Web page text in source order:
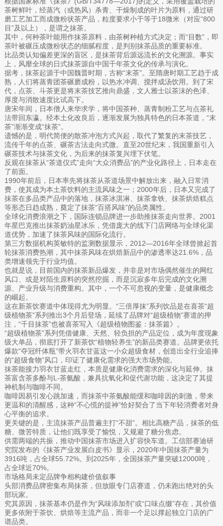
茶树鲜叶，经蒸汽（或热风）杀青、干燥制成的叶片为原料，通过研
磨工艺加工而成微粉状茶产品，粒度要求小于等于18微米（对应“800
目”及以上），是谓之抹茶。
其中，何种茶叶能用作抹茶原料，由茶树种植方式决定；而“目数”，即
茶叶被碾压成微粉状态的细腻程度，是判别抹茶品质的重要标准。
比品类认知偏差更深的盲区，是抹茶背后源远流长的文化溯源。事实
上，风靡全球的日式抹茶源自中国千年茶文化的传承与演化。
据考，抹茶起源于中国魏晋时期，古称“末茶”。至隋唐时期工艺趋于成
熟，人们将蒸青团茶碾磨成粉，以热水冲调、搅拌成汤饮用。到了宋
代，点茶、斗茶更是将末茶技艺推向鼎盛，文人雅士以茶沫的色泽、
厚度与消散速度比试高下。
唐宋年间，日本僧人来华求学，将中国茶种、蒸青制粉工艺与点茶礼
法带回东瀛。经本土化改良后，逐渐发展为独具特色的日本茶道，“末
茶”渐渐变成“抹茶”。
遗憾的是，明代简便的散茶冲泡方式兴起，取代了繁复的末茶技艺，
流传千年的点茶、碾茶古法走向式微。直至20世纪末，我国重新引入
碾茶技术与抹茶文化，为后来的抹茶复兴埋下伏笔。
反观在抹茶从“茶道仪式”走向“大众消费品”的产业化路径上，日本走在
了前面。
1990年前后，日本率先将抹茶从茶道场景中解放出来，融入日常消
费，使其成为本土茶饮料的主流风味之一；2000年后，日本又完成了
抹茶在多品类产品中的落地，抹茶冰淇淋、抹茶拿铁、抹茶烘焙糕点
等形态日趋成熟，奠定了抹茶“百搭风味”的品类属性。
全球化消费浪潮之下，国际连锁品牌进一步助推抹茶走向世界。2001
年星巴克推出抹茶奶油星冰乐，凭借庞大的线下门店网络与全球化渠
道优势，加速了抹茶风味的国际化流行。
第三方数据机构英敏特的监测数据显示，2012—2016年全球曾掀起首
轮抹茶消费热潮，其中抹茶风味在烘焙新品中的渗透率达21.6%，品
类增速领先于行业均值。
也就是说，目前国内的抹茶新品爆发，并非是对市场偶然催生的网红
风口、或是对陌生原料的突然挖掘，而是沉寂多年后完成的文化溯
源、产业升级与消费重构。其中，一个不可忽视的变量，是健康概念
的崛起。
这在新茶饮赛道中体现得尤为明显。“三倍厚抹”系列饮品是在喜茶“超
级植物茶”系列推出3个月后登场，延续了品牌对“超级植物”赛道的押
注，“千目抹茶”也被喜茶写入《超级植物图鉴：抹茶篇》。
“超级植物茶”系列凭借健康、天然、轻负担的产品定位，成为年度现象
级大单品，彻底打开了新茶饮“植物轻养生”的新品类赛道。品牌更依托
爆款“夺冠纤体瓶”带火羽衣甘蓝这一小众超级食材，创造出全行业追捧
的“超级食物”风口，印证了健康化需求的强大市场势能。
抹茶能接力羽衣甘蓝走红，本质是健康化消费需求的深化与延伸。抹
茶富含茶多酚与L-茶氨酸，兼具抗氧化和促代谢功能，这决定了其提
神机制与咖啡不同。
咖啡因易引发心跳加速，而抹茶中茶氨酸能缓和咖啡因的刺激，带来
更温和的清醒感，这种“不心慌的提神”恰好契合了当下年轻消费者对身
心平衡的追求。
更关键的是，主流抹茶产品普遍主打“不甜”。相比高糖产品，抹茶的低
糖、微苦特质，让他们既享受了愉悦，又规避了糖分焦虑。
供需两端的共振，推动中国抹茶市场进入扩容快车道。工信部赛迪研
究院发布的《抹茶产业发展白皮书》显示，2020年中国抹茶产量为
3916吨，占全球55.72%。到2025年，全国抹茶产量突破12000吨，
占全球近70%。
市场格局未定品牌争相构建价值叙事
头部消费品牌密集布局抹茶，但放眼专门店赛道，仍未跑出绝对的头
部玩家。
究其原因，抹茶基本仍是作为“风味添加剂”或“口味点缀”存在，其价值
更多依附于茶饮、烘焙等主流产品，而非一个足以撑起独立门店的广
谱品类。